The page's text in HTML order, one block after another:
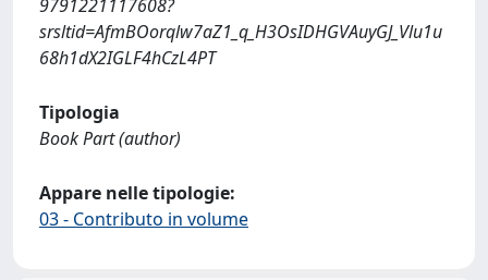
9791221117608?
srsltid=AfmBOorqlw7aZ1_q_H3OsIDHGVAuyGJ_Vlu1u
68h1dX2IGLF4hCzL4PT
Tipologia
Book Part (author)
Appare nelle tipologie:
03 - Contributo in volume